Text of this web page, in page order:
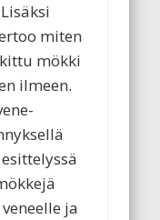
miten
mökki
ilmeen.
ja